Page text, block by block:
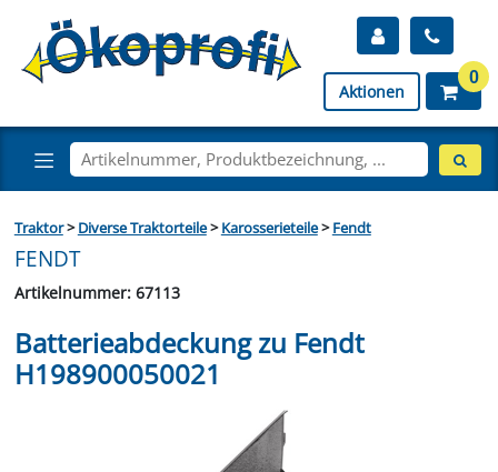
Aktionen
0
Traktor>Diverse Traktorteile>Karosserieteile>Fendt
FENDT
Artikelnummer: 67113
Batterieabdeckung zu Fendt
H198900050021